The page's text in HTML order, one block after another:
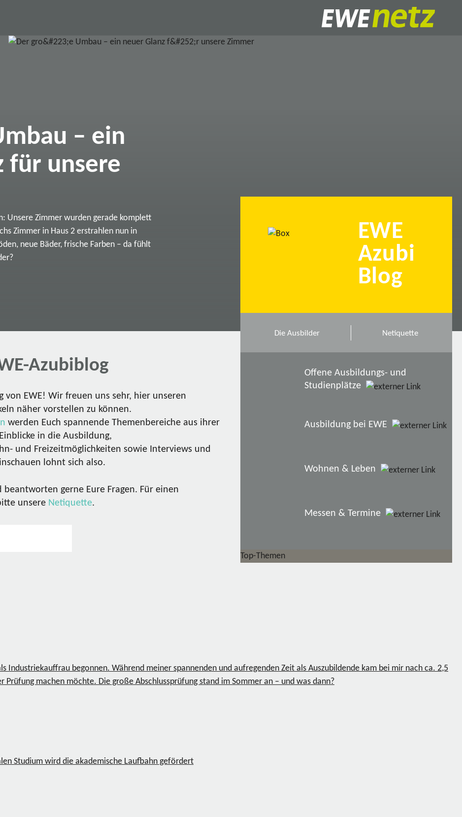
– ein
für unsere
Unsere Zimmer wurden gerade komplett
Zimmer in Haus 2 erstrahlen nun in
neue Bäder, frische Farben – da fühlt
Azubiblog
EWE! Wir freuen uns sehr, hier unseren
näher vorstellen zu können.
werden Euch spannende Themenbereiche aus ihrer
in die Ausbildung,
und Freizeitmöglichkeiten sowie Interviews und
lohnt sich also.
gerne Eure Fragen. Für einen
unsere Netiquette.
EWE
Azubi
Blog
Die Ausbilder Netiquette
Offene Ausbildungs- und
Studienplätze
Ausbildung bei EWE
Wohnen & Leben
Messen & Termine
Top-Themen
Industriekauffrau begonnen. Während meiner spannenden und aufregenden Zeit als Auszubildende kam bei mir nach ca. 2,5
Prüfung machen möchte. Die große Abschlussprüfung stand im Sommer an – und was dann?
Studium wird die akademische Laufbahn gefördert